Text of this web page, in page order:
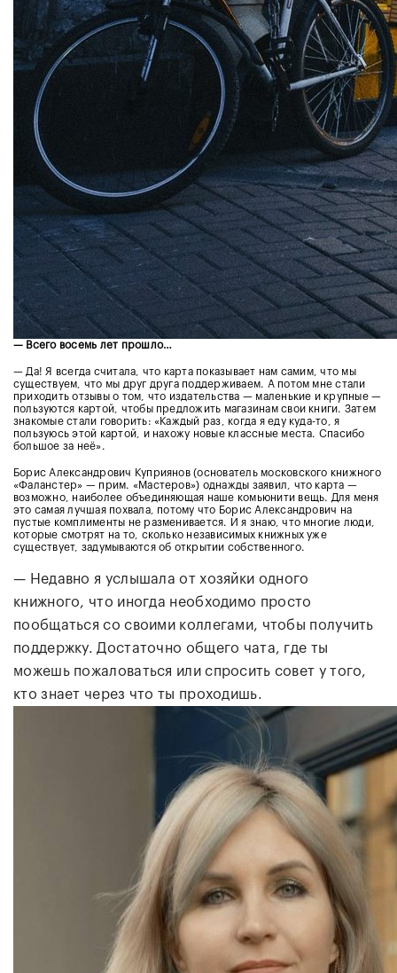
— Всего восемь лет прошло…
— Да! Я всегда считала, что карта показывает нам самим, что мы
существуем, что мы друг друга поддерживаем. А потом мне стали
приходить отзывы о том, что издательства — маленькие и крупные —
пользуются картой, чтобы предложить магазинам свои книги. Затем
знакомые стали говорить: «Каждый раз, когда я еду куда-то, я
пользуюсь этой картой, и нахожу новые классные места. Спасибо
большое за неё».
Борис Александрович Куприянов (основатель московского книжного
«Фаланстер» — прим. «Мастеров») однажды заявил, что карта —
возможно, наиболее объединяющая наше комьюнити вещь. Для меня
это самая лучшая похвала, потому что Борис Александрович на
пустые комплименты не разменивается. И я знаю, что многие люди,
которые смотрят на то, сколько независимых книжных уже
существует, задумываются об открытии собственного.
— Недавно я услышала от хозяйки одного
книжного, что иногда необходимо просто
пообщаться со своими коллегами, чтобы получить
поддержку. Достаточно общего чата, где ты
можешь пожаловаться или спросить совет у того,
кто знает через что ты проходишь.